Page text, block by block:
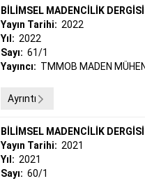
BİLİMSEL MADENCİLİK DERGİSİ
Yayın Tarihi: 2022
Yıl: 2022
Sayı: 61/1
Yayıncı: TMMOB MADEN
Ayrıntı
BİLİMSEL MADENCİLİK DERGİSİ
Yayın Tarihi: 2021
Yıl: 2021
Sayı: 60/1